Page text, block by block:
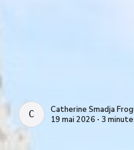
CATHERINE
Catherine Smadja
19 mai 2026 ∙ 3